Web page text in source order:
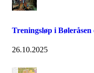
Treningsløp i Bøleråsen
26.10.2025